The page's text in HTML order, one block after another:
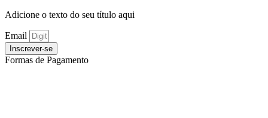
Adicione o texto do seu título aqui
Email
Inscrever-se
Formas de Pagamento